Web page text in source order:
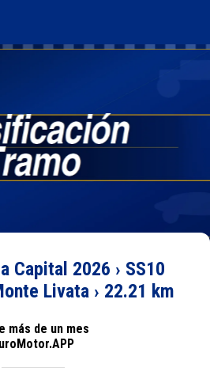
Capital 2026 › SS10
Livata › 22.21 km
más de un mes